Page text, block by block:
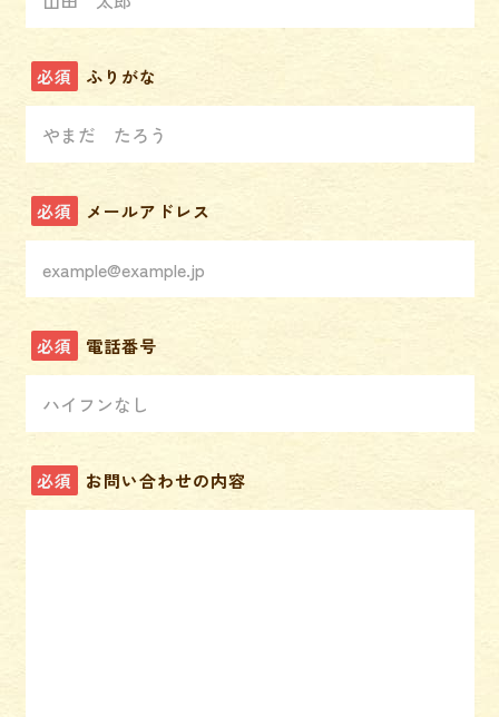
必須 ふりがな
必須 メールアドレス
必須 電話番号
必須 お問い合わせの内容